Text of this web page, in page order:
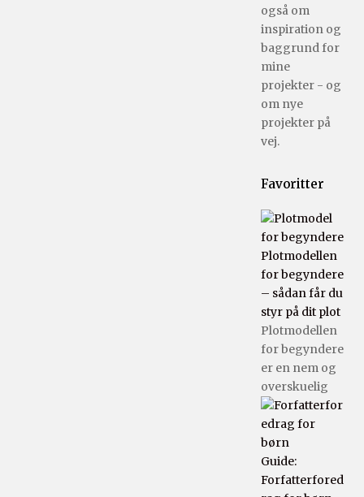
også om
inspiration og
baggrund for
mine
projekter - og
om nye
projekter på
vej.
Favoritter
Plotmodellen
for begyndere
– sådan får du
styr på dit plot
Plotmodellen
for begyndere
er en nem og
overskuelig
Guide:
Forfatterfored